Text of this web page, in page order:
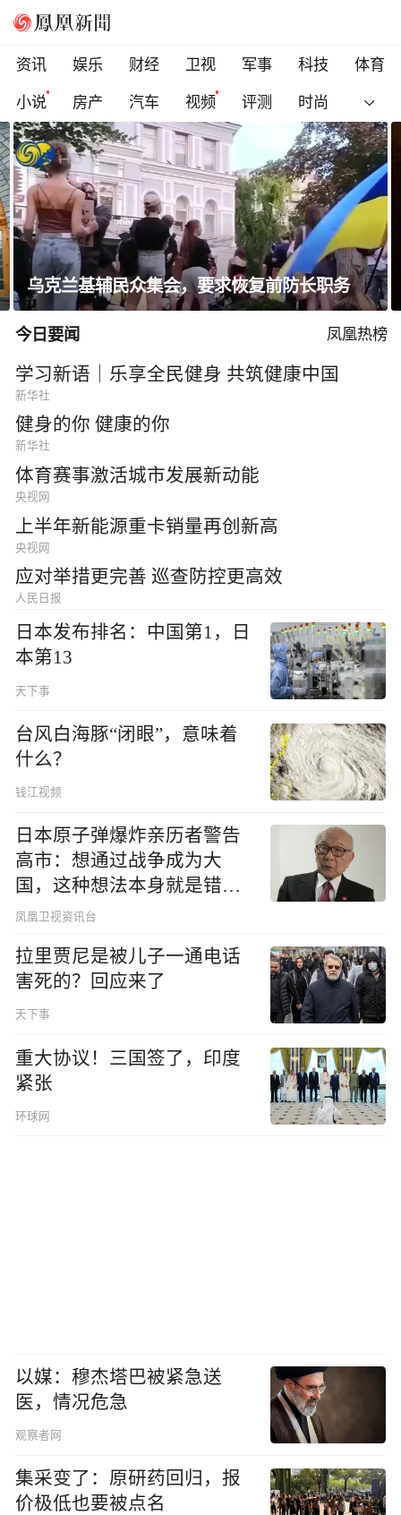
资讯 娱乐 财经 卫视 军事 科技
体育
小说
房产 汽车 视频 评测 时尚
乌克兰基辅民众集会，要求恢复前防长职务
今日要闻 凤凰热榜
学习新语｜乐享全民健身 共筑健康中国
新华社
健身的你 健康的你
新华社
体育赛事激活城市发展新动能
央视网
上半年新能源重卡销量再创新高
央视网
应对举措更完善 巡查防控更高效
人民日报
日本发布排名：中国第1，日
本第13
天下事
台风白海豚“闭眼”，意味着
什么？
钱江视频
日本原子弹爆炸亲历者警告
高市：想通过战争成为大
国，这种想法本身就是错误
的
凤凰卫视资讯台
拉里贾尼是被儿子一通电话
害死的？回应来了
天下事
重大协议！三国签了，印度
紧张
环球网
以媒：穆杰塔巴被紧急送
医，情况危急
观察者网
集采变了：原研药回归，报
价极低也要被点名